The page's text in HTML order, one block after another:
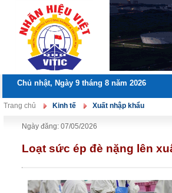
Chủ nhật, Ngày 9 tháng 8 năm 2026
Trang chủ Kinh tế Xuất nhập khẩu
Ngày đăng: 07/05/2026
Loạt sức ép đè nặng lên